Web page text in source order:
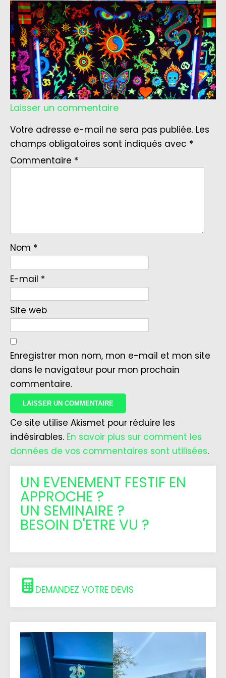
Laisser un commentaire
Votre adresse e-mail ne sera pas publiée. Les
champs obligatoires sont indiqués avec *
Commentaire *
Nom *
E-mail *
Site web
Enregistrer mon nom, mon e-mail et mon site
dans le navigateur pour mon prochain
commentaire.
Ce site utilise Akismet pour réduire les
indésirables. En savoir plus sur comment les
données de vos commentaires sont utilisées.
UN EVENEMENT FESTIF EN
APPROCHE ?
UN SEMINAIRE ?
BESOIN D'ETRE VU ?
DEMANDEZ VOTRE DEVIS